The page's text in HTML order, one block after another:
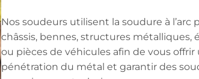
Nos soudeurs utilisent la soudure à l’arc
châssis, bennes, structures
ou pièces de véhicules afin de vous
pénétration du métal et garantir des